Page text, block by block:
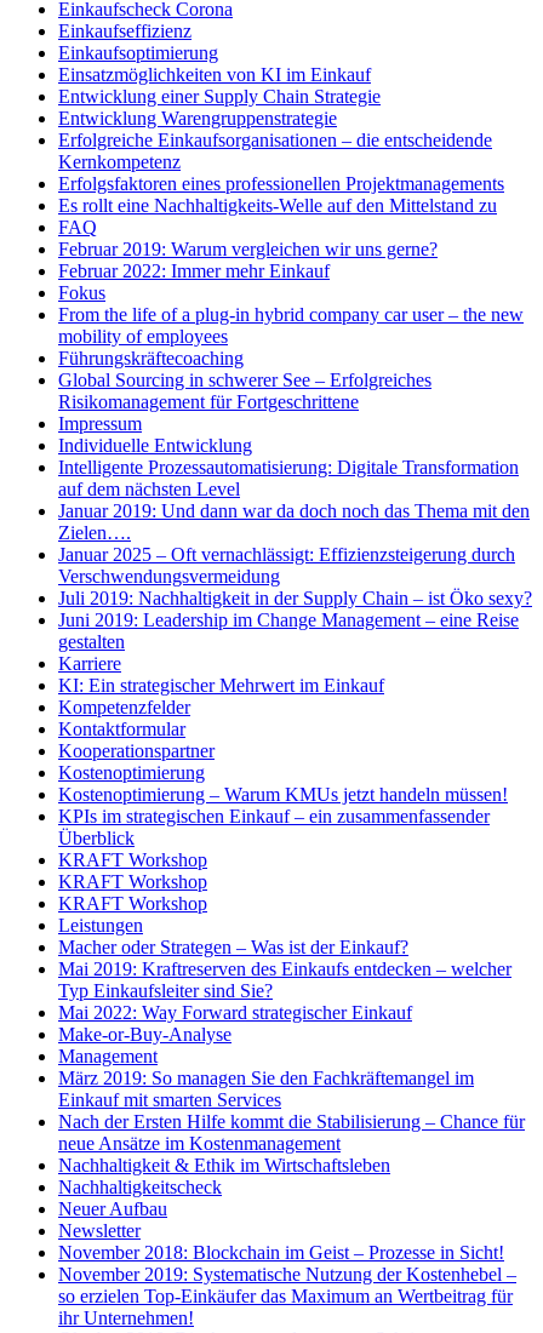
Einkaufscheck Corona
Einkaufseffizienz
Einkaufsoptimierung
Einsatzmöglichkeiten von KI im Einkauf
Entwicklung einer Supply Chain Strategie
Entwicklung Warengruppenstrategie
Erfolgreiche Einkaufsorganisationen – die entscheidende
Kernkompetenz
Erfolgsfaktoren eines professionellen Projektmanagements
Es rollt eine Nachhaltigkeits-Welle auf den Mittelstand zu
FAQ
Februar 2019: Warum vergleichen wir uns gerne?
Februar 2022: Immer mehr Einkauf
Fokus
From the life of a plug-in hybrid company car user – the new
mobility of employees
Führungskräftecoaching
Global Sourcing in schwerer See – Erfolgreiches
Risikomanagement für Fortgeschrittene
Impressum
Individuelle Entwicklung
Intelligente Prozessautomatisierung: Digitale Transformation
auf dem nächsten Level
Januar 2019: Und dann war da doch noch das Thema mit den
Zielen….
Januar 2025 – Oft vernachlässigt: Effizienzsteigerung durch
Verschwendungsvermeidung
Juli 2019: Nachhaltigkeit in der Supply Chain – ist Öko sexy?
Juni 2019: Leadership im Change Management – eine Reise
gestalten
Karriere
KI: Ein strategischer Mehrwert im Einkauf
Kompetenzfelder
Kontaktformular
Kooperationspartner
Kostenoptimierung
Kostenoptimierung – Warum KMUs jetzt handeln müssen!
KPIs im strategischen Einkauf – ein zusammenfassender
Überblick
KRAFT Workshop
KRAFT Workshop
KRAFT Workshop
Leistungen
Macher oder Strategen – Was ist der Einkauf?
Mai 2019: Kraftreserven des Einkaufs entdecken – welcher
Typ Einkaufsleiter sind Sie?
Mai 2022: Way Forward strategischer Einkauf
Make-or-Buy-Analyse
Management
März 2019: So managen Sie den Fachkräftemangel im
Einkauf mit smarten Services
Nach der Ersten Hilfe kommt die Stabilisierung – Chance für
neue Ansätze im Kostenmanagement
Nachhaltigkeit & Ethik im Wirtschaftsleben
Nachhaltigkeitscheck
Neuer Aufbau
Newsletter
November 2018: Blockchain im Geist – Prozesse in Sicht!
November 2019: Systematische Nutzung der Kostenhebel –
so erzielen Top-Einkäufer das Maximum an Wertbeitrag für
ihr Unternehmen!